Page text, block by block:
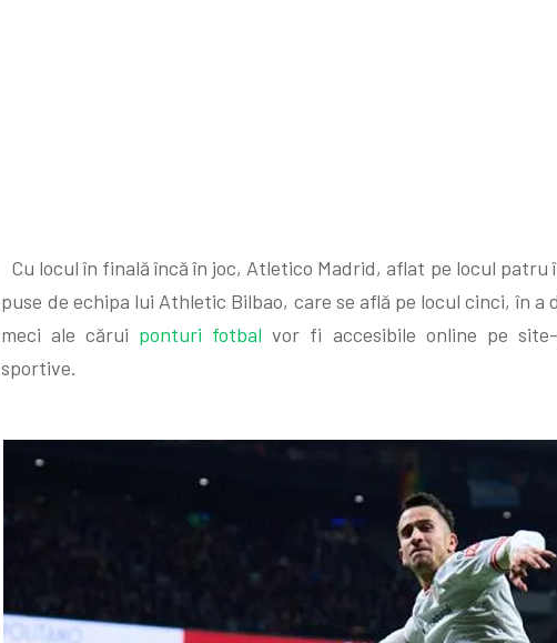
Cu locul în finală încă în joc, Atletico Madrid, aflat pe locul
puse de echipa lui Athletic Bilbao, care se află pe locul cinci, în a
meci ale cărui ponturi fotbal vor fi accesibile online pe
sportive.